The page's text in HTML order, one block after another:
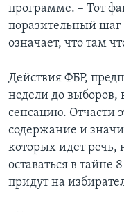
программе. – Тот
поразительный шаг
означает, что там
Действия ФБР,
недели до выборов,
сенсацию. Отчасти
содержание и
которых идет речь,
оставаться в тайне
придут на